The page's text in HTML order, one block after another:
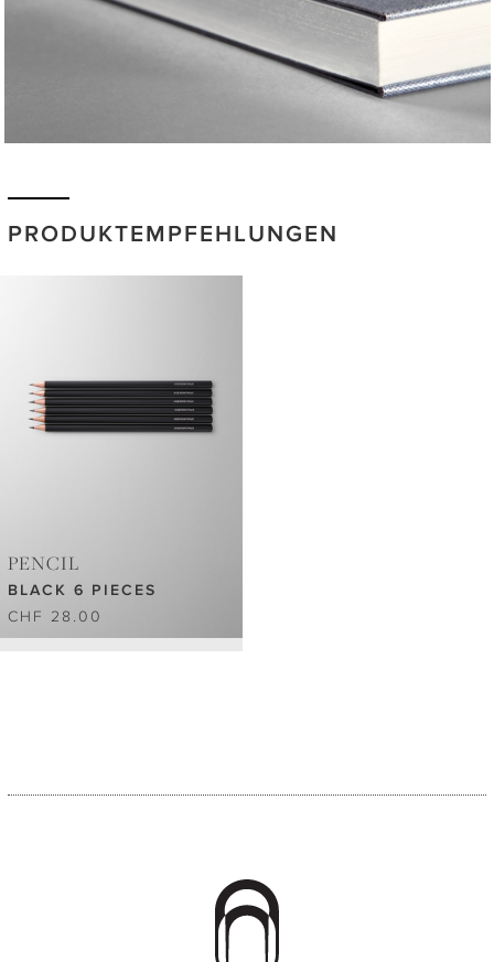
PRODUKTEMPFEHLUNGEN
PENCIL
BLACK 6 PIECES
CHF 28.00